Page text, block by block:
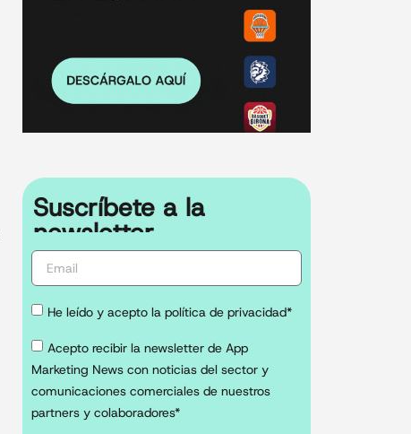
Suscríbete a la
newsletter
He leído y acepto la política de privacidad*
Acepto recibir la newsletter de App
Marketing News con noticias del sector y
comunicaciones comerciales de nuestros
partners y colaboradores*